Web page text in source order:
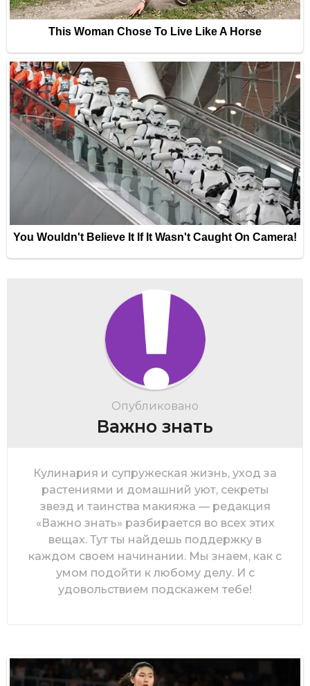
Опубликовано
Важно знать
Кулинария и супружеская жизнь, уход за
растениями и домашний уют, секреты
звезд и таинства макияжа — редакция
«Важно знать» разбирается во всех этих
вещах. Тут ты найдешь поддержку в
каждом своем начинании. Мы знаем, как с
умом подойти к любому делу. И с
удовольствием подскажем тебе!